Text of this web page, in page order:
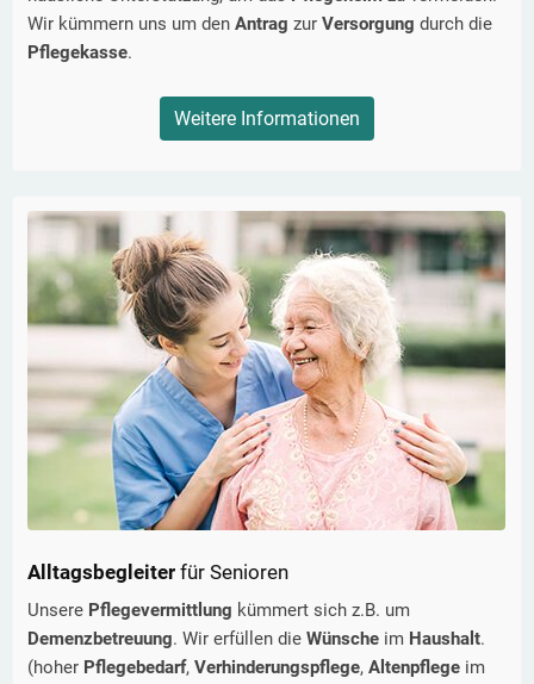
Wir kümmern uns um den Antrag zur Versorgung durch die
Pflegekasse.
Weitere Informationen
Alltagsbegleiter für Senioren
Unsere Pflegevermittlung kümmert sich z.B. um
Demenzbetreuung. Wir erfüllen die Wünsche im Haushalt.
(hoher Pflegebedarf, Verhinderungspflege, Altenpflege im